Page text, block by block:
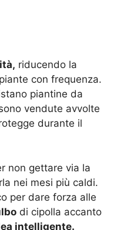
riducendo la
con frequenza.
piantine da
vendute avvolte
durante il
non gettare via la
nei mesi più caldi.
per dare forza alle
di cipolla accanto
intelligente.